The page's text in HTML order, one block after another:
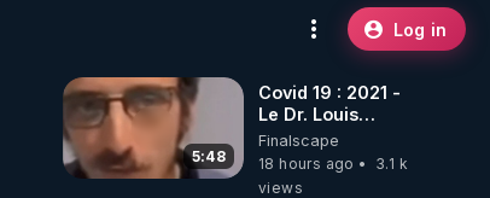
Log in
5:48
Covid 19 : 2021 -
Le Dr. Louis
Fouché renverse
le plateau de
CNews !
Finalscape
18 hours ago
3.1 k
views